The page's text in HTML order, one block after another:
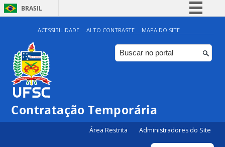
BRASIL
Simplifique!
Comunica BR
Participe
Canais
ACESSIBILIDADE ALTO CONTRASTE MAPA DO SITE
Contratação Temporária
Área Restrita Administradores do Site